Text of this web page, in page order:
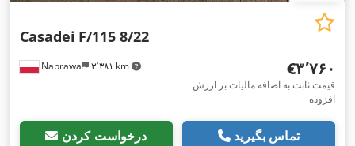
Naprawa ۳٬۳۸۱ km
Casadei F/115 8/22
‎€۳٬۷۶۰
قیمت ثابت به اضافه مالیات بر ارزش
افزوده
درخواست کردن تماس بگیرید